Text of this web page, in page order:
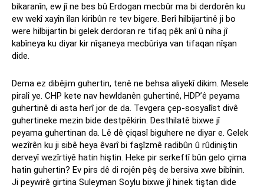
bikaranîn, ew jî ne bes bû Erdogan mecbûr ma bi derdorên ku
ew wekî xayîn îlan kiribûn re tev bigere. Berî hilbijartinê ji bo
were hilbijartin bi gelek derdoran re tifaq pêk anî û niha jî
kabîneya ku diyar kir nîşaneya mecbûriya van tifaqan nîşan
dide.
Dema ez dibêjim guhertin, tenê ne behsa aliyekî dikim. Mesele
piralî ye. CHP kete nav hewldanên guhertinê, HDP’ê peyama
guhertinê di asta herî jor de da. Tevgera çep-sosyalîst divê
guhertineke mezin bide destpêkirin. Desthilatê bixwe jî
peyama guhertinan da. Lê dê çiqasî biguhere ne diyar e. Gelek
wezîrên ku ji sibê heya êvarî bi faşîzmê radibûn û rûdiniştin
derveyî wezîrtiyê hatin hiştin. Heke pir serkeftî bûn gelo çima
hatin guhertin? Ev pirs dê di rojên pêş de bersiva xwe bibînin.
Ji peywirê girtina Suleyman Soylu bixwe jî hinek tiştan dide